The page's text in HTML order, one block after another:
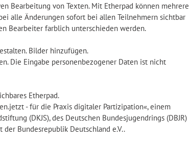
Bearbeitung von Texten. Mit Etherpad können mehrere
alle Änderungen sofort bei allen Teilnehmern sichtbar
Bearbeiter farblich unterschieden werden.
Bilder hinzufügen.
Die Eingabe personenbezogener Daten ist nicht
Etherpad.
- für die Praxis digitaler Partizipation«, einem
(DKJS), des Deutschen Bundesjugendrings (DBJR)
Bundesrepublik Deutschland e.V..